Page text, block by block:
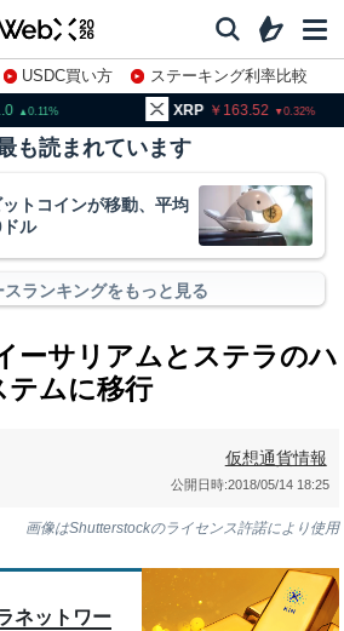
USDC買い方
ステーキング利率比較
XRP 0.32 BNB
も読まれています
トコインが移動、平均
ル
スランキングをもっと見る
ーサリアムとステラのハ
テムに移行
仮想通貨情報
公開日時:2018/05/14 18:25
画像はShutterstockのライセンス許諾により使用
ネットワー